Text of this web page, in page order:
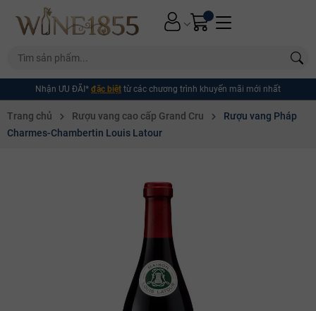
Nhận ƯU ĐÃI* đặc biệt từ các chương trình khuyến mãi mới nhất
Trang chủ Rượu vang cao cấp Grand Cru
Rượu vang Pháp
Charmes-Chambertin Louis Latour